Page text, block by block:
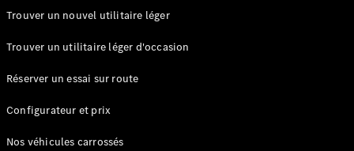
Configurez
Trouver un nouvel utilitaire léger
Trouver un utilitaire léger d'occasion
Réserver un essai sur route
Configurateur et prix
Nos véhicules carrossés